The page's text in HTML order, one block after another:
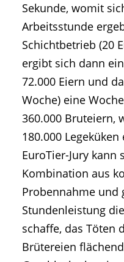
Sekunde, womit
Arbeitsstunde
Schichtbetrieb (20
ergibt sich dann
72.000 Eiern und
Woche) eine
360.000 Bruteiern,
180.000
EuroTier-Jury kann
Kombination aus
Probennahme und
Stundenleistung
schaffe, das Töten
Brütereien